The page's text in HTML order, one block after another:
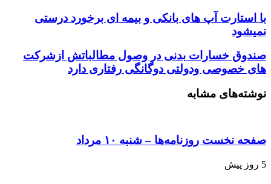
با استارت آپ های بانکی و بیمه ای برخورد درستی
نمیشود
صندوق خسارات بدنی در وصول مطالباتش ازشرکت
های خصوصی ودولتی دوگانگی رفتاری دارد
نوشته‌های مشابه
صفحه نخست روزنامه‌ها – شنبه ۱۰ مرداد
5 روز پیش